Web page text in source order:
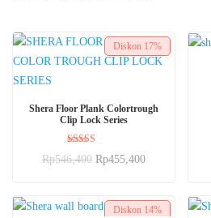
Diskon 17%
Shera Floor Plank Colortrough
Clip Lock Series
Dinilai
5.00
Rp546,400 Rp455,400
Diskon 14%